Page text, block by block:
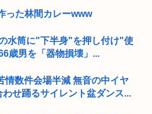
った林間カレーwww
水筒に"下半身"を押し付け"使
歳男を「器物損壊」...
情数件会場半減 無音の中イヤ
せ踊るサイレント盆ダンス...